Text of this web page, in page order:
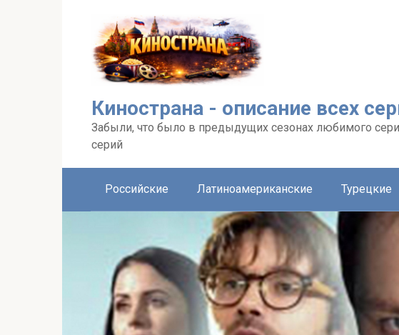
Кинострана - описание всех
Забыли, что было в предыдущих сезонах любимого
серий
Российские Латиноамериканские Турецкие